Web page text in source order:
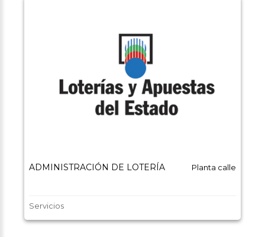
ADMINISTRACIÓN DE LOTERÍA Planta calle
Servicios